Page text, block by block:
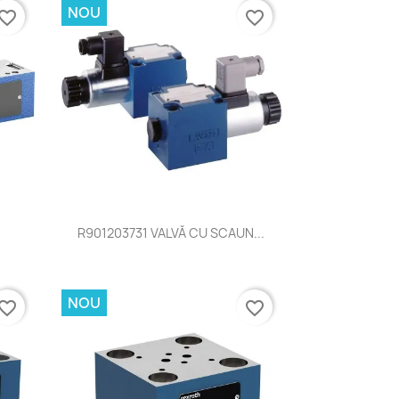
Vizualizare rapida
R901203731 VALVĂ CU SCAUN...
NOU favorite_border
NOU favorite_border